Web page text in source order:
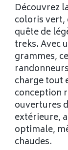
Découvrez
coloris vert,
quête de
treks. Avec
grammes,
charge tout
conception
ouvertures
extérieure,
optimale,
chaudes.